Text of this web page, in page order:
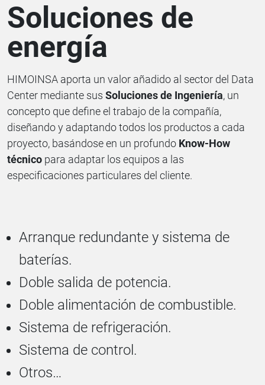
Soluciones de
energía
HIMOINSA aporta un valor añadido al sector del Data
Center mediante sus Soluciones de Ingeniería, un
concepto que define el trabajo de la compañía,
diseñando y adaptando todos los productos a cada
proyecto, basándose en un profundo Know-How
técnico para adaptar los equipos a las
especificaciones particulares del cliente.
Arranque redundante y sistema de
baterías.
Doble salida de potencia.
Doble alimentación de combustible.
Sistema de refrigeración.
Sistema de control.
Otros…